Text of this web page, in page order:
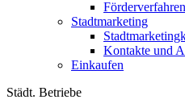
Stadtmarketing
Kontakte und
Einkaufen
Städt. Betriebe